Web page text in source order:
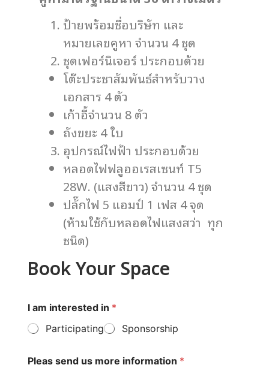
ป้ายพร้อมชื่อบริษัท และ
หมายเลขคูหา จำนวน 4 ชุด
ชุดเฟอร์นิเจอร์ ประกอบด้วย
โต๊ะประชาสัมพันธ์สำหรับวาง
เอกสาร 4 ตัว
เก้าอี้จำนวน 8 ตัว
ถังขยะ 4 ใบ
อุปกรณ์ไฟฟ้า ประกอบด้วย
หลอดไฟฟลูออเรสเซนท์ T5
28W. (แสงสีขาว) จำนวน 4 ชุด
ปลั๊กไฟ 5 แอมป์ 1 เฟส 4 จุด
(ห้ามใช้กับหลอดไฟแสงสว่า ทุก
ชนิด)
Book Your Space
I am interested in *
Participating
Sponsorship
Pleas send us more information *